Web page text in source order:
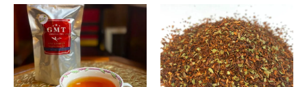
2024.03.09
2024年 インドからの初荷！
“ニルギリ プレミアム / カイルベッタ
2024.02.15
お待たせしました！人気の国産紅茶“果の香 2023”が入荷しました